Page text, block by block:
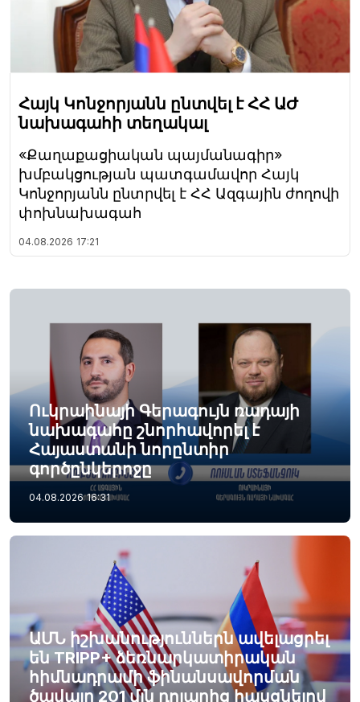
Հայկ Կոնջորյանն ընտվել է ՀՀ ԱԺ
նախագահի տեղակալ
«Քաղաքացիական պայմանագիր»
խմբակցության պատգամավոր Հայկ
Կոնջորյանն ընտրվել է ՀՀ Ազգային ժողովի
փոխնախագահ
04.08.2026 17:21
Ուկրաինայի Գերագույն ռադայի
նախագահը շնորհավորել է
Հայաստանի նորընտիր
գործընկերոջը
04.08.2026 16:31
ԱՄՆ իշխանություններն ավելացրել
են TRIPP+ ձեռնարկատիրական
հիմնադրամի ֆինանսավորման
ծավալը 201 մլն դոլարից հասցնելով